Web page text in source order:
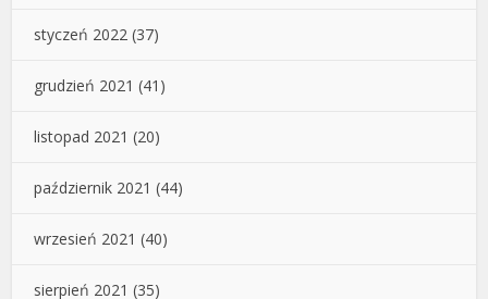
styczeń 2022 (37)
grudzień 2021 (41)
listopad 2021 (20)
październik 2021 (44)
wrzesień 2021 (40)
sierpień 2021 (35)